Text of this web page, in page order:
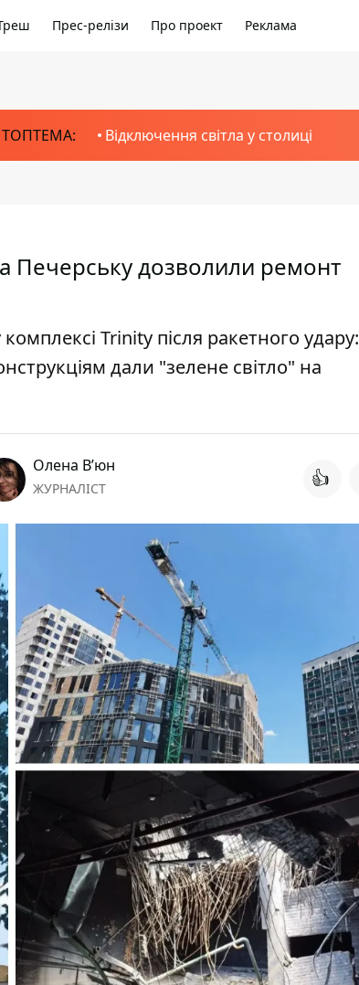
Прес-релізи Про проект Реклама
ТОПТЕМА: Відключення світла у столиці
Печерську дозволили ремонт
Trinity після ракетного удару:
дали "зелене світло" на
Олена Вʼюн
ЖУРНАЛІСТ 👍